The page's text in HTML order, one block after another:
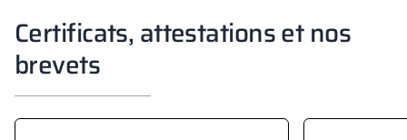
Certificats, attestations et nos
brevets